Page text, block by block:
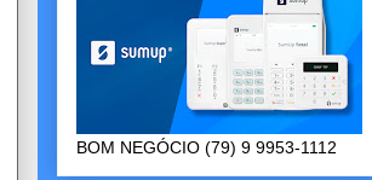
BOM NEGÓCIO (79) 9 9953-1112